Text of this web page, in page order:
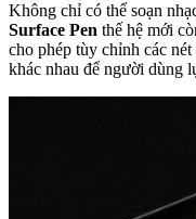
Không chỉ có thể soạn
Surface Pen thế hệ mới
cho phép tùy chỉnh các
khác nhau để người dùng